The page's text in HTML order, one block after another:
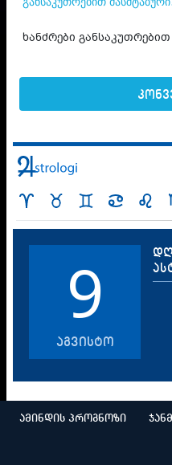
ხანძრები
9
აგვისტო
ამინდის პროგნოზი